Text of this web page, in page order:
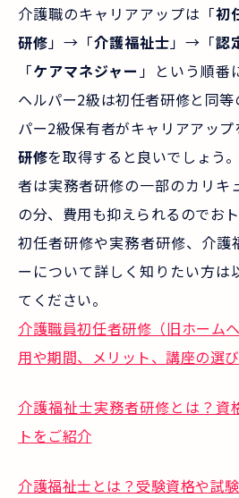
介護職のキャリアアップは「初
研修」→「介護福祉士」→「認
「ケアマネジャー」という順番
ヘルパー2級は初任者研修と同
パー2級保有者がキャリアアッ
研修を取得すると良いでしょう
者は実務者研修の一部のカリキ
の分、費用も抑えられるのでおト
初任者研修や実務者研修、介護
ーについて詳しく知りたい方は
てください。
介護職員初任者研修（旧ホーム
用や期間、メリット、講座の選
介護福祉士実務者研修とは？資
トをご紹介
介護福祉士とは？受験資格や試